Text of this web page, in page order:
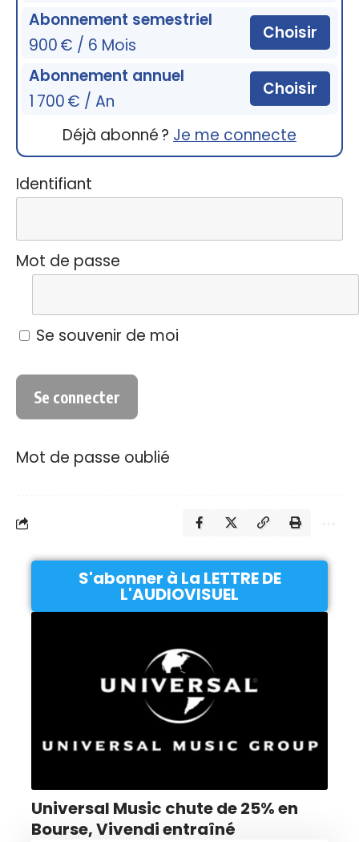
Abonnement semestriel
900 € / 6 Mois
Choisir
Abonnement annuel
1 700 € / An
Choisir
Déjà abonné ? Je me connecte
Identifiant
Mot de passe
Se souvenir de moi
Mot de passe oublié
S'abonner à La LETTRE DE
L'AUDIOVISUEL
Universal Music chute de 25% en
Bourse, Vivendi entraîné